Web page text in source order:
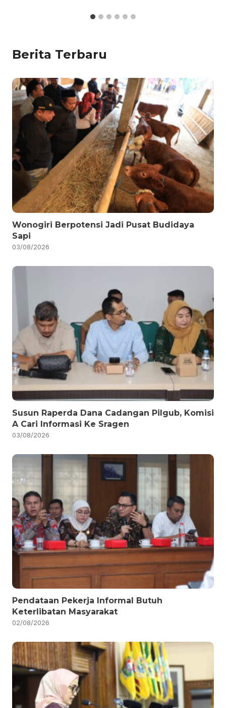
Berita Terbaru
Wonogiri Berpotensi Jadi Pusat Budidaya
Sapi
03/08/2026
Susun Raperda Dana Cadangan Pilgub, Komisi
A Cari Informasi Ke Sragen
03/08/2026
Pendataan Pekerja Informal Butuh
Keterlibatan Masyarakat
02/08/2026